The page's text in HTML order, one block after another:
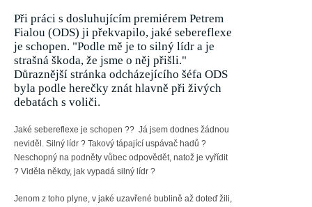
Při práci s dosluhujícím premiérem Petrem
Fialou (ODS) ji překvapilo, jaké sebereflexe
je schopen. "Podle mě je to silný lídr a je
strašná škoda, že jsme o něj přišli."
Důraznější stránka odcházejícího šéfa ODS
byla podle herečky znát hlavně při živých
debatách s voliči.
Jaké sebereflexe je schopen ?? Já jsem dodnes žádnou
neviděl. Silný lídr ? Takový tápající uspávač hadů ?
Neschopný na podněty vůbec odpovědět, natož je vyřídit
? Viděla někdy, jak vypadá silný lídr ?
Jenom z toho plyne, v jaké uzavřené bublině až doteď žili,